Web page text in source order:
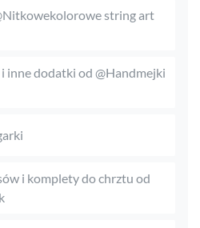
string art
inne dodatki od @Handmejki
i komplety do chrztu od